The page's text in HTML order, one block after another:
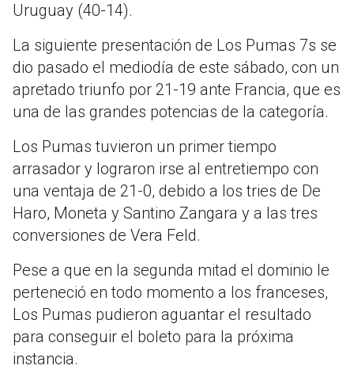
Uruguay (40-14).
La siguiente presentación de Los Pumas 7s se
dio pasado el mediodía de este sábado, con un
apretado triunfo por 21-19 ante Francia, que es
una de las grandes potencias de la categoría.
Los Pumas tuvieron un primer tiempo
arrasador y lograron irse al entretiempo con
una ventaja de 21-0, debido a los tries de De
Haro, Moneta y Santino Zangara y a las tres
conversiones de Vera Feld.
Pese a que en la segunda mitad el dominio le
perteneció en todo momento a los franceses,
Los Pumas pudieron aguantar el resultado
para conseguir el boleto para la próxima
instancia.